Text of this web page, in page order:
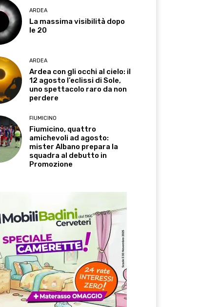
ARDEA
La massima visibilità dopo
le 20
ARDEA
Ardea con gli occhi al cielo: il
12 agosto l’eclissi di Sole,
uno spettacolo raro da non
perdere
FIUMICINO
Fiumicino, quattro
amichevoli ad agosto:
mister Albano prepara la
squadra al debutto in
Promozione